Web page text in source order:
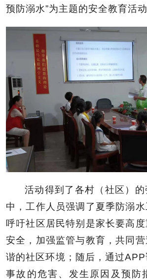
预防溺水”为主题的安全教育活动
活动得到了各村（社区）
中，工作人员强调了夏季防溺水
呼吁社区居民特别是家长要高
安全，加强监管与教育，共同
谐的社区环境；随后，通过
事故的危害、发生原因及预防